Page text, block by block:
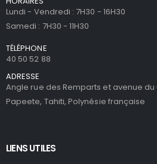
Lundi - Vendredi : 7H30 - 16H30
Samedi : 7H30 - 11H30
TÉLÉPHONE
40 50 52 88
ADRESSE
Angle rue des Remparts et avenue du
Papeete, Tahiti, Polynésie française
LIENS UTILES